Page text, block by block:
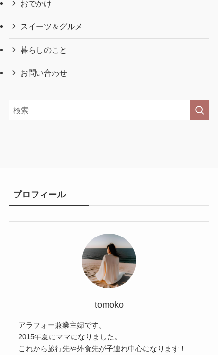
おでかけ
スイーツ＆グルメ
暮らしのこと
お問い合わせ
プロフィール
tomoko
アラフォー兼業主婦です。
2015年夏にママになりました。
これから旅行先や外食先が子連れ中心になります！